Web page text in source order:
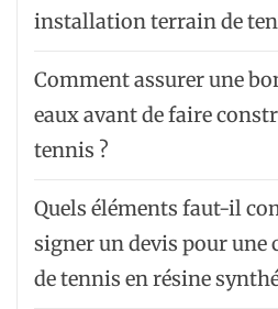
installation terrain de
Comment assurer une
eaux avant de faire
tennis ?
Quels éléments faut-il
signer un devis pour
de tennis en résine